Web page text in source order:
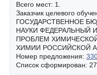
Всего мест: 1.
Заказчик целевого
ГОСУДАРСТВЕННОЕ
НАУКИ ФЕДЕРАЛЬНЫЙ
ПРОБЛЕМ
ХИМИИ РОССИЙСКОЙ
Номер предложения:
Список сформирован: